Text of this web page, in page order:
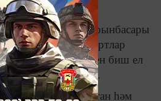
саклау министры урынбасары
стандартлар
автомобильләрен биш ел
алмаштыралар.
һәм Татарстан һәм